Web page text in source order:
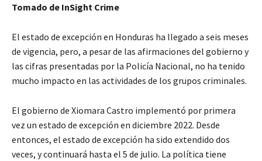
Tomado de InSight Crime
El estado de excepción en Honduras ha llegado a seis meses
de vigencia, pero, a pesar de las afirmaciones del gobierno y
las cifras presentadas por la Policía Nacional, no ha tenido
mucho impacto en las actividades de los grupos criminales.
El gobierno de Xiomara Castro implementó por primera
vez un estado de excepción en diciembre 2022. Desde
entonces, el estado de excepción ha sido extendido dos
veces, y continuará hasta el 5 de julio. La política tiene